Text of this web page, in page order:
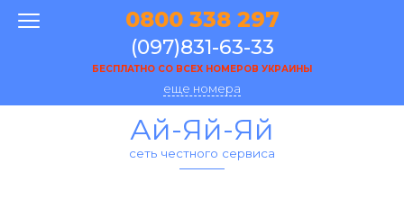
0800 338 297
(097)831-63-33
БЕСПЛАТНО СО ВСЕХ НОМЕРОВ УКРАИНЫ
еще номера
Ай-Яй-Яй
сеть честного сервиса